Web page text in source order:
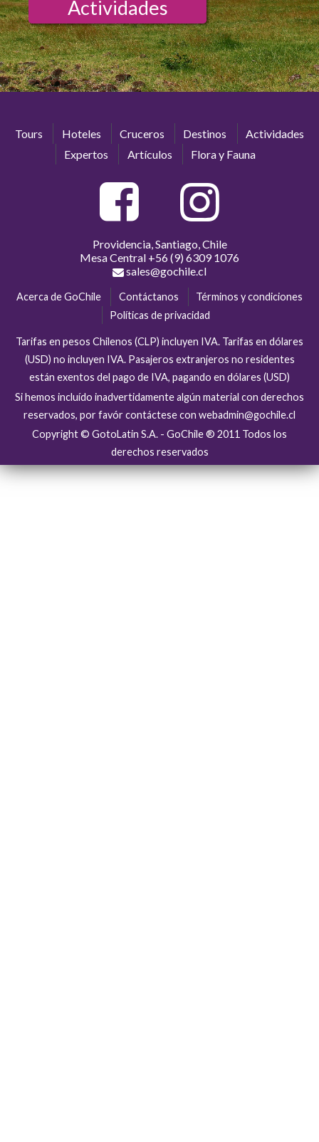
Actividades
Tours Hoteles Cruceros Destinos
Actividades
Expertos
Artículos Flora y Fauna
Providencia, Santiago, Chile
Mesa Central +56 (9) 6309 1076
sales@gochile.cl
Acerca de GoChile Contáctanos
Términos y condiciones
Políticas de privacidad
Tarifas en pesos Chilenos (CLP) incluyen IVA. Tarifas en dólares
(USD) no incluyen IVA. Pasajeros extranjeros no residentes
están exentos del pago de IVA, pagando en dólares (USD)
Si hemos incluído inadvertidamente algún material con derechos
reservados, por favór contáctese con webadmin@gochile.cl
Copyright © GotoLatin S.A. - GoChile ® 2011 Todos los
derechos reservados